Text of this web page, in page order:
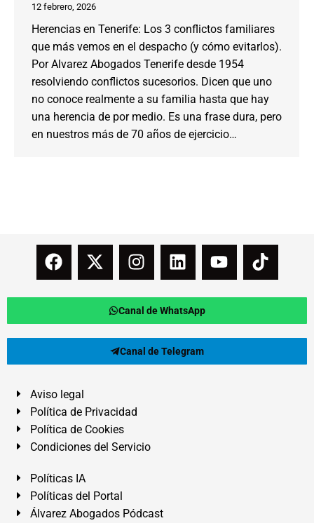
12 febrero, 2026
Herencias en Tenerife: Los 3 conflictos familiares
que más vemos en el despacho (y cómo evitarlos).
Por Alvarez Abogados Tenerife desde 1954
resolviendo conflictos sucesorios. Dicen que uno
no conoce realmente a su familia hasta que hay
una herencia de por medio. Es una frase dura, pero
en nuestros más de 70 años de ejercicio…
Canal de WhatsApp
Canal de Telegram
Aviso legal
Política de Privacidad
Política de Cookies
Condiciones del Servicio
Políticas IA
Políticas del Portal
Álvarez Abogados Pódcast